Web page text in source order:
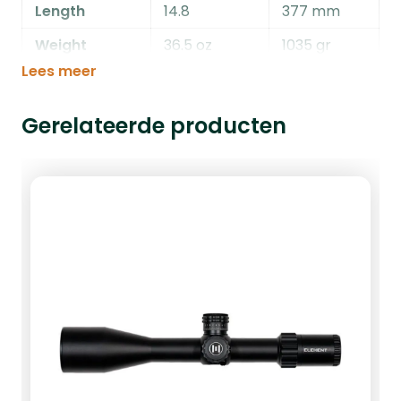
Length 14.8
377 mm
Weight
36.5 oz
1035 gr
Lees meer
Gerelateerde producten